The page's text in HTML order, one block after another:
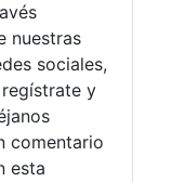
,Descargar
, Videos ,
nuestras
sociales,
y
comentario
esta